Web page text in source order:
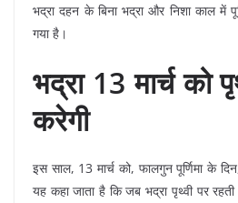
भद्रा दहन के बिना भद्रा और निशा काल में
गया है।
भद्रा 13 मार्च को
करेगी
इस साल, 13 मार्च को, फालगुन पूर्णिमा के
यह कहा जाता है कि जब भद्रा पृथ्वी पर